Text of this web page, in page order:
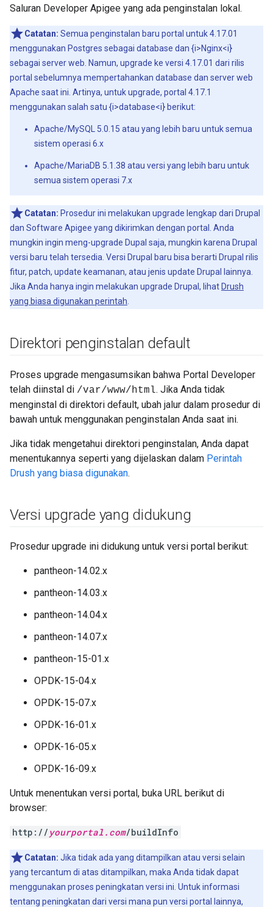
Saluran Developer Apigee yang ada penginstalan lokal.
Catatan: Semua penginstalan baru portal untuk 4.17.01
menggunakan Postgres sebagai database dan {i>Nginx<i}
sebagai server web. Namun, upgrade ke versi 4.17.01 dari rilis
portal sebelumnya mempertahankan database dan server web
Apache saat ini. Artinya, untuk upgrade, portal 4.17.1
menggunakan salah satu {i>database<i} berikut:
Apache/MySQL 5.0.15 atau yang lebih baru untuk semua
sistem operasi 6.x
Apache/MariaDB 5.1.38 atau versi yang lebih baru untuk
semua sistem operasi 7.x
Catatan: Prosedur ini melakukan upgrade lengkap dari Drupal
dan Software Apigee yang dikirimkan dengan portal. Anda
mungkin ingin meng-upgrade Dupal saja, mungkin karena Drupal
versi baru telah tersedia. Versi Drupal baru bisa berarti Drupal rilis
fitur, patch, update keamanan, atau jenis update Drupal lainnya.
Jika Anda hanya ingin melakukan upgrade Drupal, lihat Drush
yang biasa digunakan perintah
Direktori penginstalan default
Proses upgrade mengasumsikan bahwa Portal Developer
telah diinstal di /var/www/html. Jika Anda tidak
menginstal di direktori default, ubah jalur dalam prosedur di
bawah untuk menggunakan penginstalan Anda saat ini.
Jika tidak mengetahui direktori penginstalan, Anda dapat
menentukannya seperti yang dijelaskan dalam Perintah
Drush yang biasa digunakan.
Versi upgrade yang didukung
Prosedur upgrade ini didukung untuk versi portal berikut:
pantheon-14.02.x
pantheon-14.03.x
pantheon-14.04.x
pantheon-14.07.x
pantheon-15-01.x
OPDK-15-04.x
OPDK-15-07.x
OPDK-16-01.x
OPDK-16-05.x
OPDK-16-09.x
Untuk menentukan versi portal, buka URL berikut di
browser:
http:// yourportal.com/buildInfo
Catatan: Jika tidak ada yang ditampilkan atau versi selain
yang tercantum di atas ditampilkan, maka Anda tidak dapat
menggunakan proses peningkatan versi ini. Untuk informasi
tentang peningkatan dari versi mana pun versi portal lainnya,